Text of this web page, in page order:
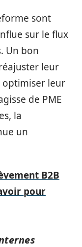
sont
sur le flux
Un bon
leur
leur
de PME
la
un
B2B
pour